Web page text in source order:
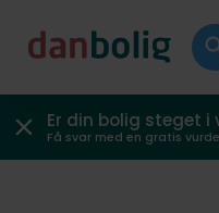
Er din bolig steget
Få svar med en gratis